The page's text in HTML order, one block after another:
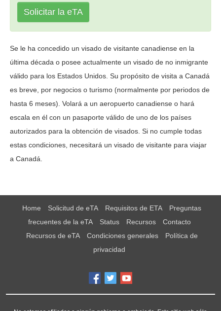
Solicitar la eTA
Se le ha concedido un visado de visitante canadiense en la
última década o posee actualmente un visado de no inmigrante
válido para los Estados Unidos. Su propósito de visita a Canadá
es breve, por negocios o turismo (normalmente por periodos de
hasta 6 meses). Volará a un aeropuerto canadiense o hará
escala en él con un pasaporte válido de uno de los países
autorizados para la obtención de visados. Si no cumple todas
estas condiciones, necesitará un visado de visitante para viajar
a Canadá.
Home Solicitud de eTA Requisitos de ETA
Preguntas
frecuentes de la eTA
Status Recursos
Contacto
Recursos de eTA
Condiciones generales
Política de
privacidad